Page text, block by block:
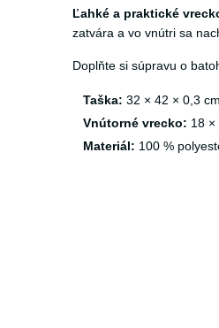
Ľahké a praktické
zatvára a vo vnútri sa
Doplňte si súpravu o
Taška: 32 × 42 × 0,3 cm
Vnútorné vrecko: 18 ×
Materiál: 100 %